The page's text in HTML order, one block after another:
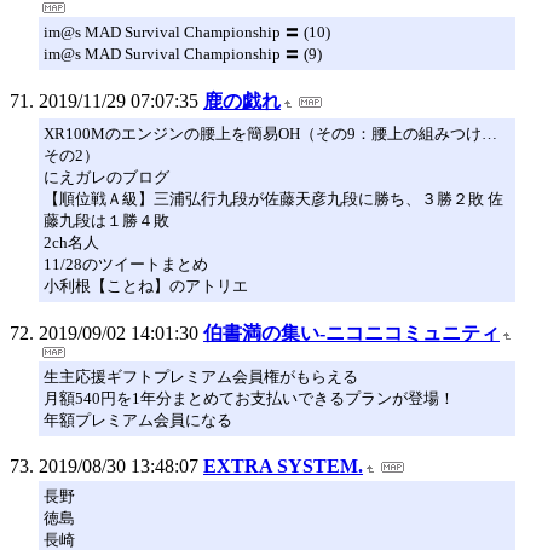
im@s MAD Survival Championship 〓 (10)
im@s MAD Survival Championship 〓 (9)
2019/11/29 07:07:35 鹿の戯れ
XR100Mのエンジンの腰上を簡易OH（その9：腰上の組みつけ…
その2）
にえガレのブログ
【順位戦Ａ級】三浦弘行九段が佐藤天彦九段に勝ち、３勝２敗 佐
藤九段は１勝４敗
2ch名人
11/28のツイートまとめ
小利根【ことね】のアトリエ
2019/09/02 14:01:30 伯書満の集い-ニコニコミュニティ
生主応援ギフトプレミアム会員権がもらえる
月額540円を1年分まとめてお支払いできるプランが登場！
年額プレミアム会員になる
2019/08/30 13:48:07 EXTRA SYSTEM.
長野
徳島
長崎